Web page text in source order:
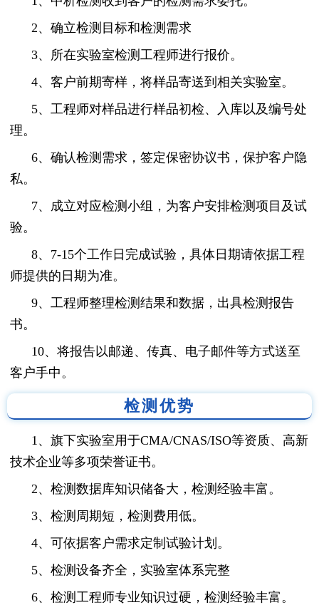
2、确立检测目标和检测需求
3、所在实验室检测工程师进行报价。
4、客户前期寄样，将样品寄送到相关实验室。
5、工程师对样品进行样品初检、入库以及编号处
理。
6、确认检测需求，签定保密协议书，保护客户隐
私。
7、成立对应检测小组，为客户安排检测项目及试
验。
8、7-15个工作日完成试验，具体日期请依据工程
师提供的日期为准。
9、工程师整理检测结果和数据，出具检测报告
书。
10、将报告以邮递、传真、电子邮件等方式送至
客户手中。
检测优势
1、旗下实验室用于CMA/CNAS/ISO等资质、高新
技术企业等多项荣誉证书。
2、检测数据库知识储备大，检测经验丰富。
3、检测周期短，检测费用低。
4、可依据客户需求定制试验计划。
5、检测设备齐全，实验室体系完整
6、检测工程师专业知识过硬，检测经验丰富。